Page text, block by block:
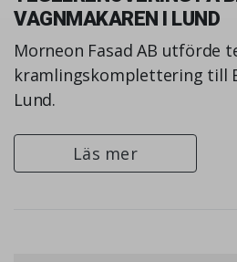
VAGNMAKAREN I LUND
Morneon Fasad AB utförde
kramlingskomplettering till
Lund.
Läs mer